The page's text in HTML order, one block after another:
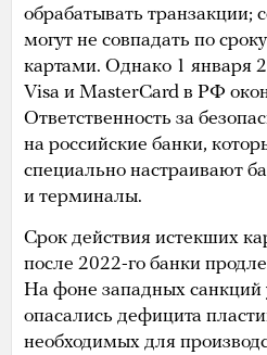
обрабатывать транзакции;
могут не совпадать по
картами. Однако 1 января
Visa и MasterCard в РФ
Ответственность за
на российские банки,
специально настраивают
и терминалы.
Срок действия истекших
после 2022-го банки
На фоне западных санкций
опасались дефицита
необходимых для